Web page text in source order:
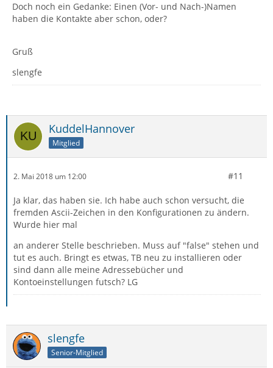
Doch noch ein Gedanke: Einen (Vor- und Nach-)Namen
haben die Kontakte aber schon, oder?
Gruß
slengfe
KuddelHannover
Mitglied
2. Mai 2018 um 12:00 #11
Ja klar, das haben sie. Ich habe auch schon versucht, die
fremden Ascii-Zeichen in den Konfigurationen zu ändern.
Wurde hier mal
an anderer Stelle beschrieben. Muss auf "false" stehen und
tut es auch. Bringt es etwas, TB neu zu installieren oder
sind dann alle meine Adressebücher und
Kontoeinstellungen futsch? LG
slengfe
Senior-Mitglied